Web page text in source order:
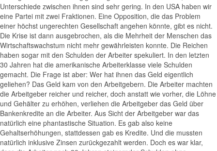
Unterschiede zwischen ihnen sind sehr gering. In den USA haben wir
eine Partei mit zwei Fraktionen. Eine Opposition, die das Problem
einer höchst ungerechten Gesellschaft angehen könnte, gibt es nicht.
Die Krise ist dann ausgebrochen, als die Mehrheit der Menschen das
Wirtschaftswachstum nicht mehr gewährleisten konnte. Die Reichen
haben sogar mit den Schulden der Arbeiter spekuliert. In den letzten
30 Jahren hat die amerikanische Arbeiterklasse viele Schulden
gemacht. Die Frage ist aber: Wer hat ihnen das Geld eigentlich
geliehen? Das Geld kam von den Arbeitgebern. Die Arbeiter machten
die Arbeitgeber reicher und reicher, doch anstatt wie vorher, die Löhne
und Gehälter zu erhöhen, verliehen die Arbeitgeber das Geld über
Bankenkredite an die Arbeiter. Aus Sicht der Arbeitgeber war das
natürlich eine phantastische Situation. Es gab also keine
Gehaltserhöhungen, stattdessen gab es Kredite. Und die mussten
natürlich inklusive Zinsen zurückgezahlt werden. Doch es war klar,